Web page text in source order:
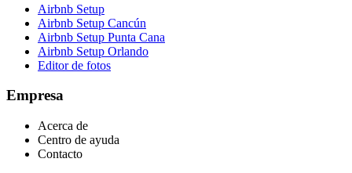
Airbnb Setup
Airbnb Setup Cancún
Airbnb Setup Punta Cana
Airbnb Setup Orlando
Editor de fotos
Empresa
Acerca de
Centro de ayuda
Contacto